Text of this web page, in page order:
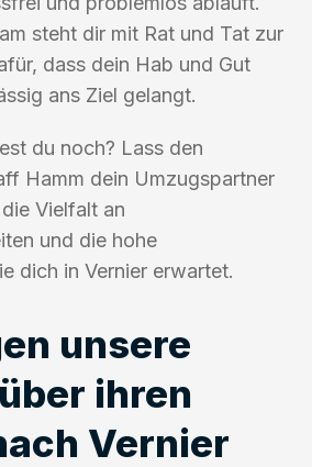
steht dir mit Rat und Tat zur
dass dein Hab und Gut
ans Ziel gelangt.
du noch? Lass den
Hamm dein Umzugspartner
Vielfalt an
und die hohe
dich in Vernier erwartet.
unsere
ihren
Vernier